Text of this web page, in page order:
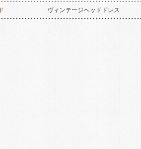
ヴィンテージヘッドドレス